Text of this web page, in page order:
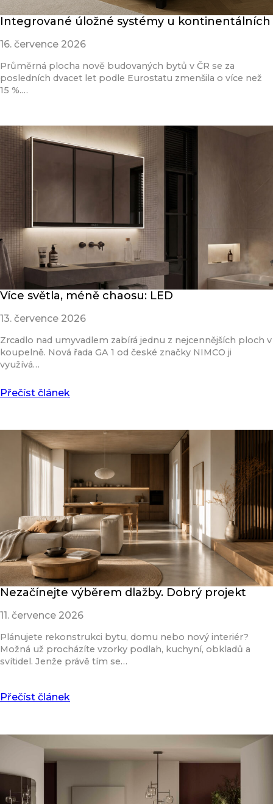
Integrované úložné systémy u kontinentálních
16. července 2026
Průměrná plocha nově budovaných bytů v ČR se za
posledních dvacet let podle Eurostatu zmenšila o více než
15 %.…
Více světla, méně chaosu: LED
13. července 2026
Zrcadlo nad umyvadlem zabírá jednu z nejcennějších ploch v
koupelně. Nová řada GA 1 od české značky NIMCO ji
využívá…
Přečíst článek
Nezačínejte výběrem dlažby. Dobrý projekt
11. července 2026
Plánujete rekonstrukci bytu, domu nebo nový interiér?
Možná už procházíte vzorky podlah, kuchyní, obkladů a
svítidel. Jenže právě tím se…
Přečíst článek